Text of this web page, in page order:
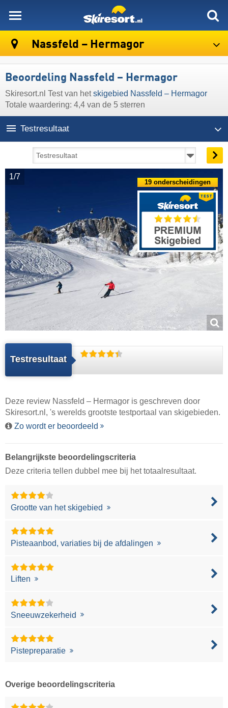
Nassfeld – Hermagor
Beoordeling Nassfeld – Hermagor
Skiresort.nl Test van hetskigebied Nassfeld – Hermagor
Totale waardering: 4,4 van de 5 sterren
Testresultaat
1/7
Testresultaat
19 onderscheidingen
Deze review Nassfeld – Hermagor is geschreven door
Skiresort.nl , 's werelds grootste testportaal van skigebieden.
Zo wordt er beoordeeld
Belangrijkste beoordelingscriteria
Deze criteria tellen dubbel mee bij het totaalresultaat.
Grootte van het skigebied
Pisteaanbod, variaties bij de afdalingen
Liften
Sneeuwzekerheid
Pistepreparatie
Overige beoordelingscriteria